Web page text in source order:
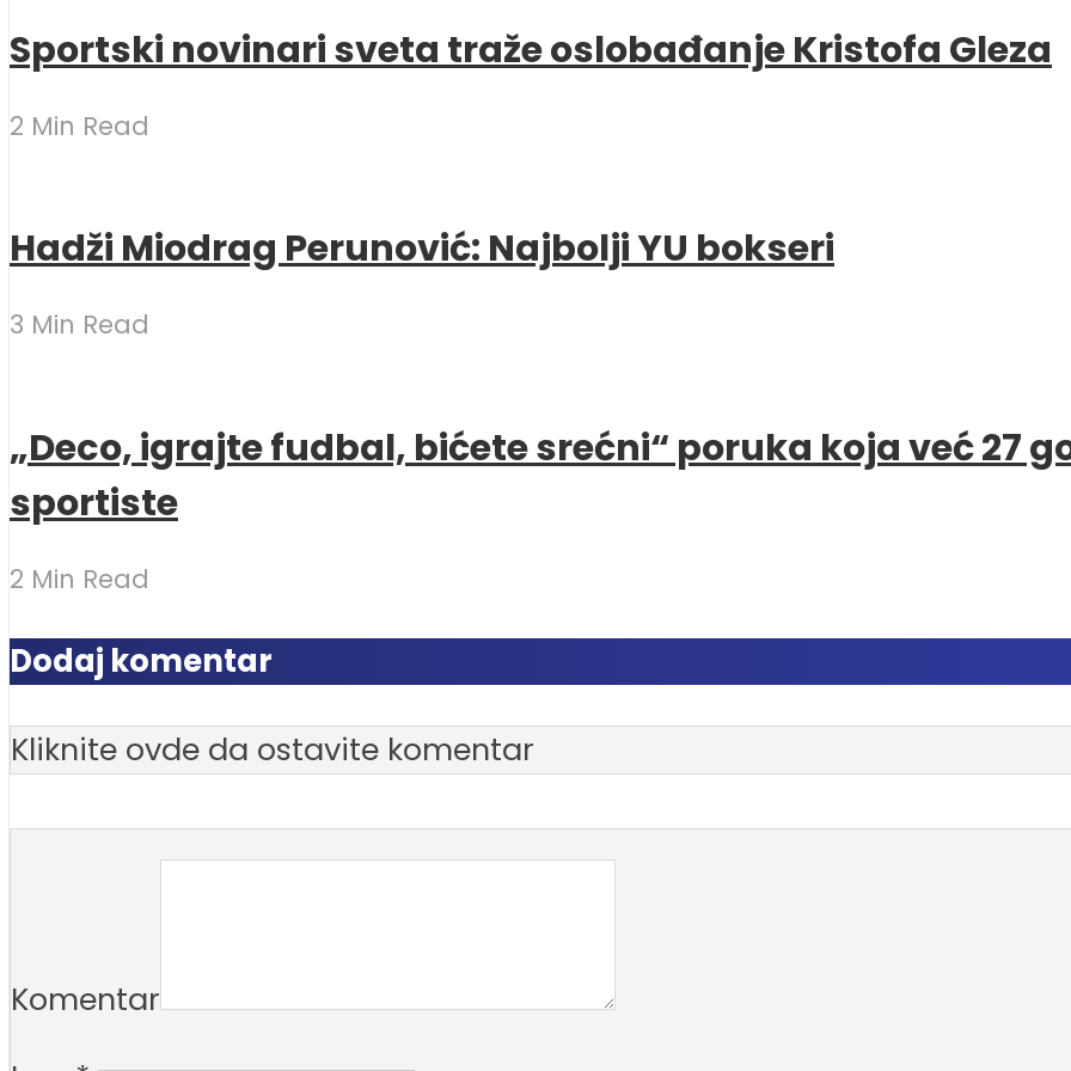
Sportski novinari sveta traže oslobađanje Kristofa Gleza
2 Min Read
Hadži Miodrag Perunović: Najbolji YU bokseri
3 Min Read
„Deco, igrajte fudbal, bićete srećni“ poruka koja već 27
sportiste
2 Min Read
Dodaj komentar
Kliknite ovde da ostavite komentar
Komentar